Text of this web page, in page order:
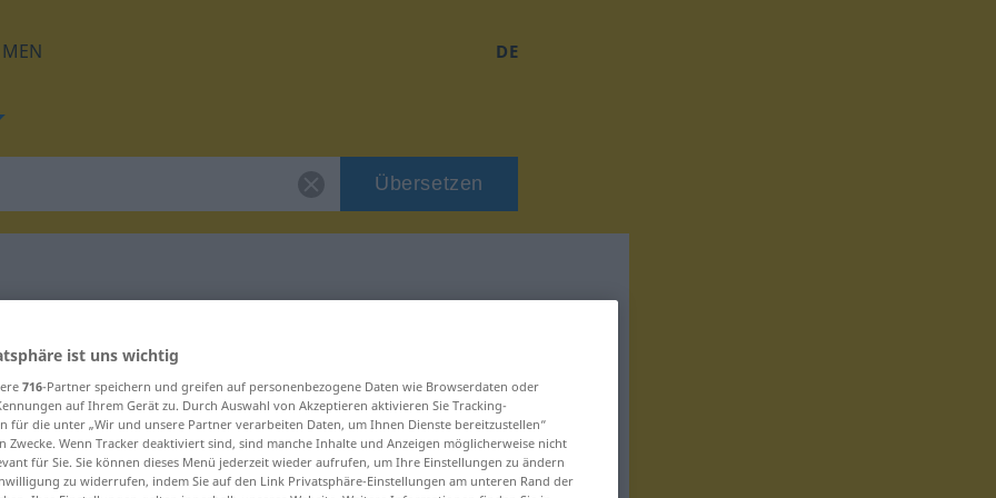
DE
Übersetzen
"disponibel"
ist uns wichtig
716-Partner speichern und greifen auf personenbezogene Daten wie Browserdaten oder
auf Ihrem Gerät zu. Durch Auswahl von Akzeptieren aktivieren Sie Tracking-
für die unter „Wir und unsere Partner verarbeiten Daten, um Ihnen Dienste bereitzustellen“
Zwecke. Wenn Tracker deaktiviert sind, sind manche Inhalte und Anzeigen möglicherweise nicht
für Sie. Sie können dieses Menü jederzeit wieder aufrufen, um Ihre Einstellungen zu ändern
zu widerrufen, indem Sie auf den Link Privatsphäre-Einstellungen am unteren Rand der